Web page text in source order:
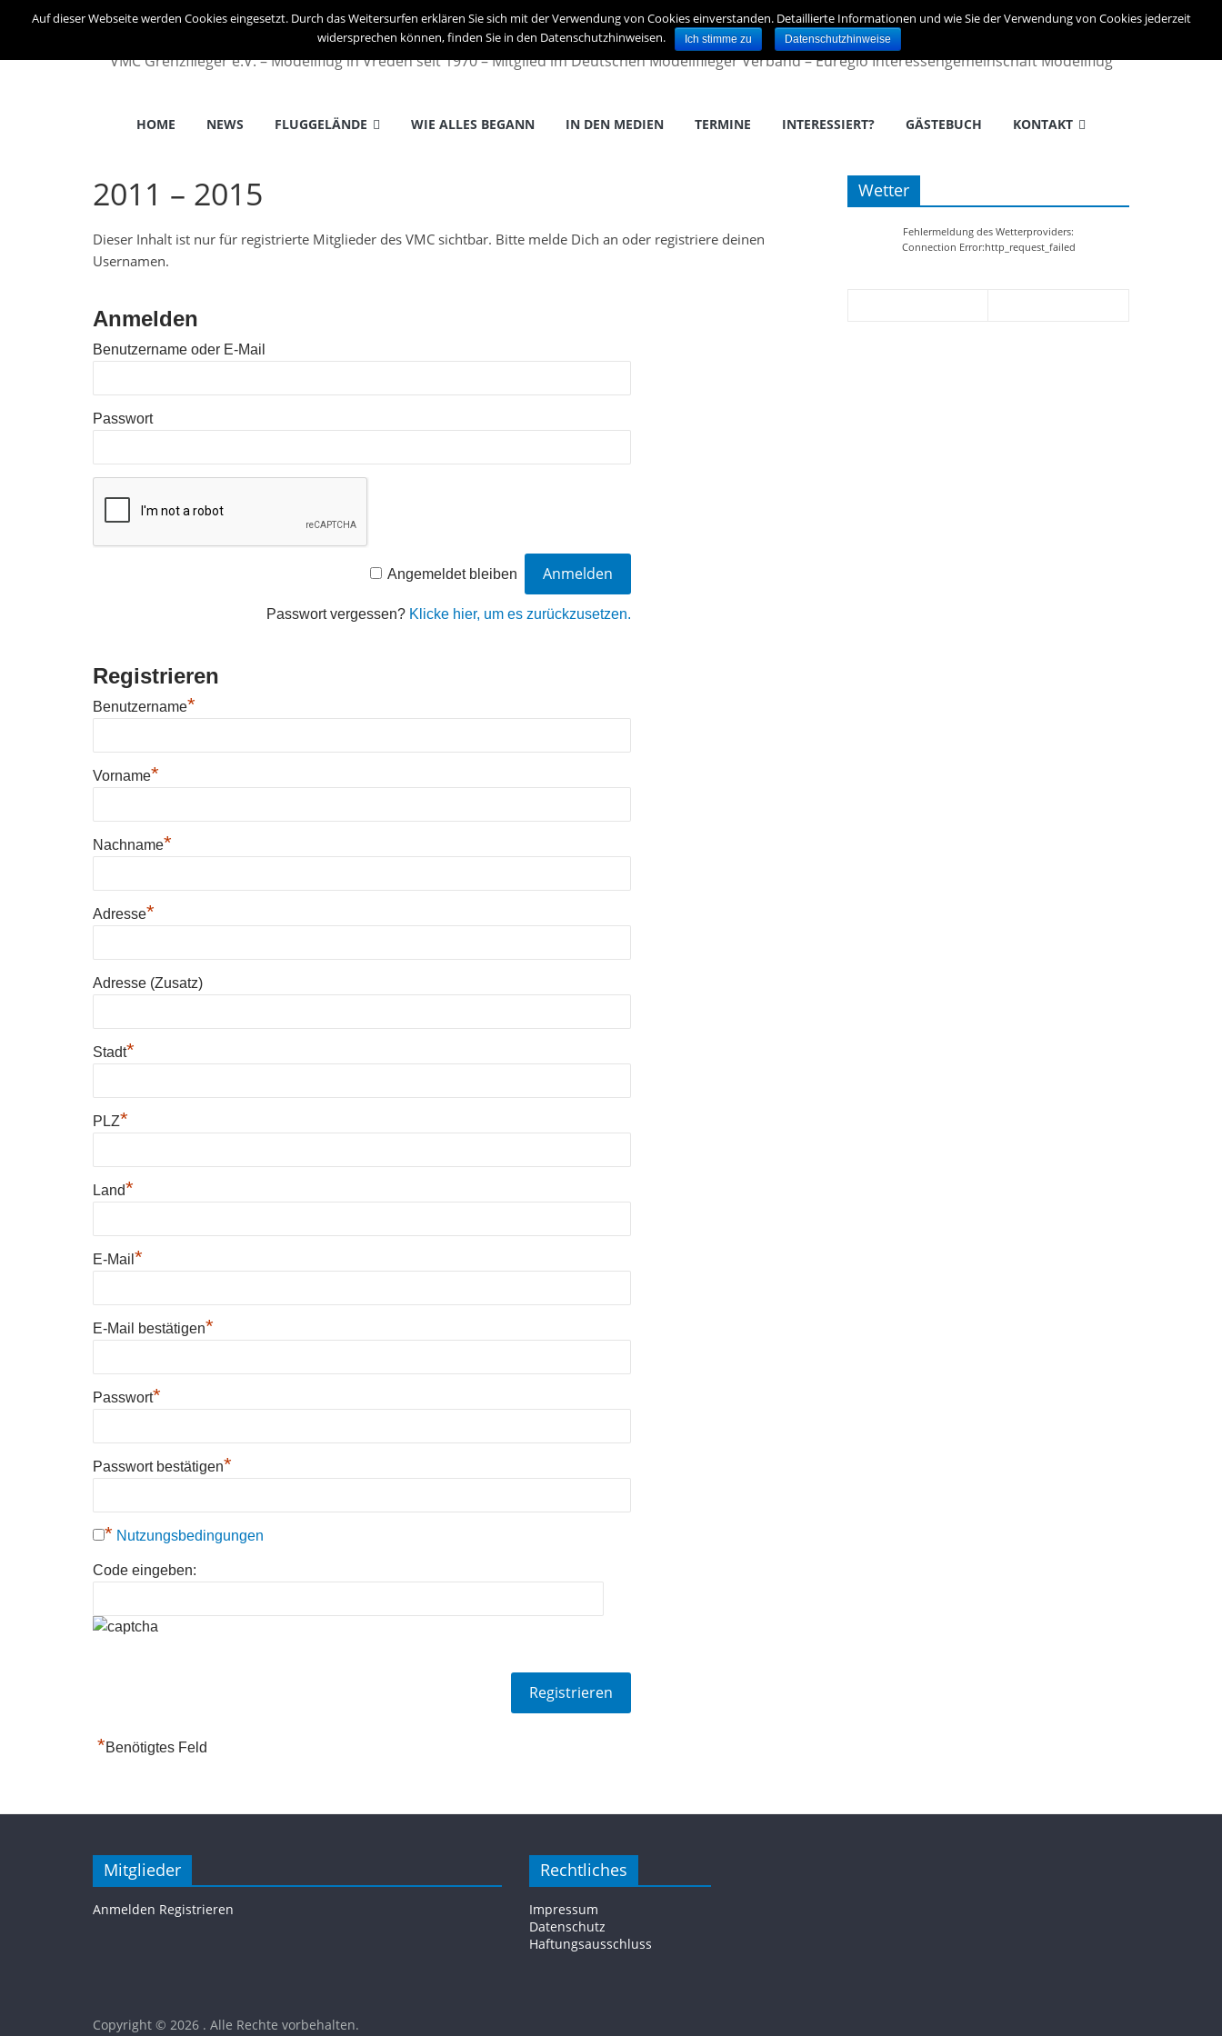
VMC Grenzflieger e.V. – Modellflug in Vreden seit 1970 – Mitglied im Deutschen Modellflieger Verband – Euregio Interessengemeinschaft Modellflug
HOME NEWS FLUGGELÄNDE WIE ALLES BEGANN IN DEN MEDIEN TERMINE INTERESSIERT? GÄSTEBUCH KONTAKT
2011 – 2015
Dieser Inhalt ist nur für registrierte Mitglieder des VMC sichtbar. Bitte melde Dich an oder registriere deinen
Usernamen.
Anmelden
Benutzername oder E-Mail
Passwort
Angemeldet bleiben
Passwort vergessen? Klicke hier, um es zurückzusetzen.
Registrieren
Benutzername*
Vorname*
Nachname*
Adresse*
Adresse (Zusatz)
Stadt*
PLZ*
Land*
E-Mail *
E-Mail bestätigen*
Passwort*
Passwort bestätigen*
* Nutzungsbedingungen
Code eingeben:
*Benötigtes Feld
Wetter
Fehlermeldung des Wetterproviders:
Connection Error:http_request_failed
Mitglieder
Anmelden Registrieren
Rechtliches
Impressum
Datenschutz
Haftungsausschluss
Copyright © 2026 . Alle Rechte vorbehalten.
Auf dieser Webseite werden Cookies eingesetzt. Durch das Weitersurfen erklären Sie sich mit der Verwendung von Cookies einverstanden. Detaillierte Informationen und wie Sie der Verwendung von Cookies jederzeit
widersprechen können, finden Sie in den Datenschutzhinweisen.
Ich stimme zu Datenschutzhinweise